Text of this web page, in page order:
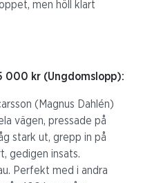
men höll klart
000 kr (Ungdomslopp):
(Magnus Dahlén)
vägen, pressade på
stark ut, grepp in på
gedigen insats.
Perfekt med i andra